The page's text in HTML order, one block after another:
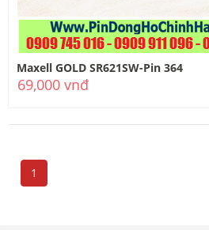
Maxell GOLD SR621SW-Pin 364
69,000 vnđ
1